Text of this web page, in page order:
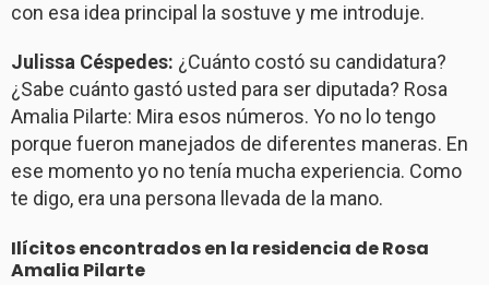
con esa idea principal la sostuve y me introduje.
Julissa Céspedes: ¿Cuánto costó su candidatura?
¿Sabe cuánto gastó usted para ser diputada? Rosa
Amalia Pilarte: Mira esos números. Yo no lo tengo
porque fueron manejados de diferentes maneras. En
ese momento yo no tenía mucha experiencia. Como
te digo, era una persona llevada de la mano.
Ilícitos encontrados en la residencia de Rosa
Amalia Pilarte